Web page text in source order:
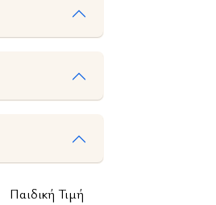
Παιδική Τιμή